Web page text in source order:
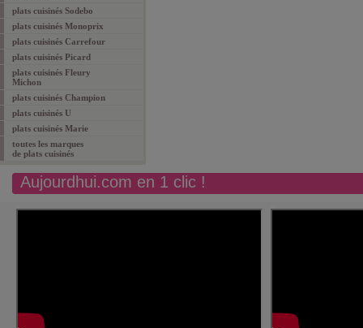
plats cuisinés Sodebo
plats cuisinés Monoprix
plats cuisinés Carrefour
plats cuisinés Picard
plats cuisinés Fleury
Michon
plats cuisinés Champion
plats cuisinés U
plats cuisinés Marie
toutes les marques
de plats cuisinés
Aujourdhui.com en 1 clic !